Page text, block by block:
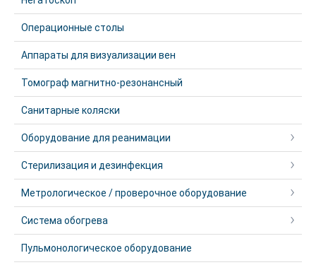
Операционные столы
Аппараты для визуализации вен
Томограф магнитно-резонансный
Санитарные коляски
Оборудование для реанимации
Стерилизация и дезинфекция
Метрологическое / проверочное оборудование
Система обогрева
Пульмонологическое оборудование